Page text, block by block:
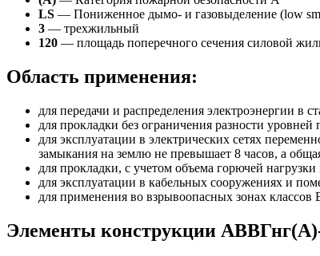
LS — Пониженное дымо- и газовыделение (low
3 — трехжильный
120 — площадь поперечного сечения силовой
Область применения:
для передачи и распределения электроэнергии
для прокладки без ограничения разности
для эксплуатации в электрических сетях
замыкания на землю не превышает 8 часов, а
для прокладки, с учетом объема горючей
для эксплуатации в кабельных сооружениях и
для применения во взрывоопасных зонах классов
Элементы конструкции